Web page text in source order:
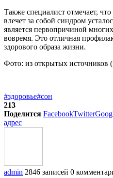
Также специалист отмечает,
влечет за собой синдром
является первопричиной
вовремя. Это отличная
здорового образа жизни.
Фото: из открытых источников
#здоровье#сон
213
Поделится FacebookTwitter
адрес
admin 2846 записей 0